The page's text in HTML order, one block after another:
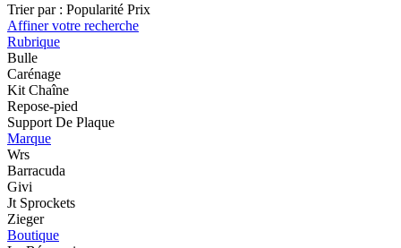
Trier par : Popularité Prix
Affiner votre recherche
Rubrique
Bulle
Carénage
Kit Chaîne
Repose-pied
Support De Plaque
Marque
Wrs
Barracuda
Givi
Jt Sprockets
Zieger
Boutique